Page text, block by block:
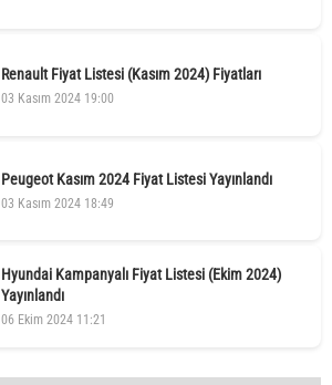
Renault Fiyat Listesi (Kasım 2024) Fiyatları
03 Kasım 2024 19:00
Peugeot Kasım 2024 Fiyat Listesi Yayınlandı
03 Kasım 2024 18:49
Hyundai Kampanyalı Fiyat Listesi (Ekim 2024)
Yayınlandı
06 Ekim 2024 11:21